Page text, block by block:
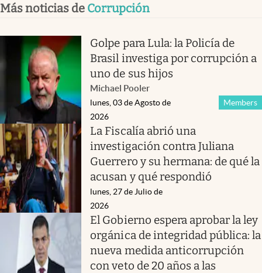
Más noticias de Corrupción
Golpe para Lula: la Policía de
Brasil investiga por corrupción a
uno de sus hijos
Michael Pooler
Members
lunes, 03 de Agosto de
2026
La Fiscalía abrió una
investigación contra Juliana
Guerrero y su hermana: de qué la
acusan y qué respondió
lunes, 27 de Julio de
2026
El Gobierno espera aprobar la ley
orgánica de integridad pública: la
nueva medida anticorrupción
con veto de 20 años a las